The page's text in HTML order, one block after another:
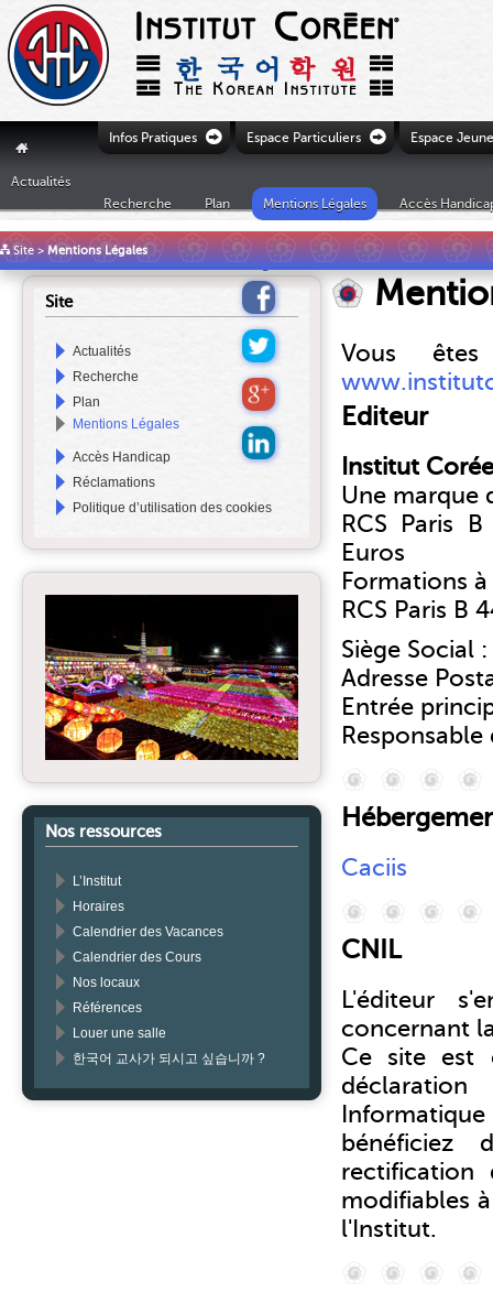
Ò
Infos Pratiques Ò
Espace Particuliers Espace
"
Actualités
Recherche
Plan Mentions Légales Accès
Site>Mentions Légales
Site
Actualités
Recherche
Plan
Mentions Légales
Accès Handicap
Réclamations
Politique d’utilisation des cookies
Nos ressources
L’Institut
Horaires
Calendrier des Vacances
Calendrier des Cours
Nos locaux
Références
Louer une salle
한국어 교사가 되시고 싶습니까 ?
£
Vous
Editeur
Institut
Une marque
RCS Paris
Euros
Formations
RCS Paris B
Siège Social
Adresse
Entrée
Caciis
CNIL
L'éditeur
concernant
Ce site est
bénéficiez
rectification
modifiables
l'Institut.